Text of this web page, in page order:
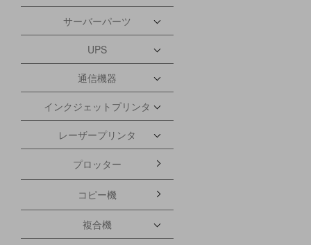
サーバーパーツ
UPS
通信機器
インクジェットプリンタ
レーザープリンタ
プロッター
コピー機
複合機